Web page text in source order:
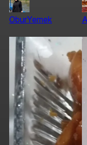
OburYemek